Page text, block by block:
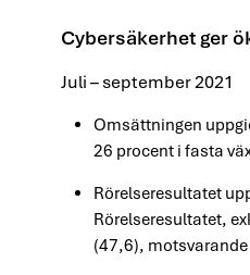
Cybersäkerhet ger
Juli – september 2021
Omsättningen
26 procent i fasta
Rörelseresultatet
Rörelseresultatet,
(47,6),